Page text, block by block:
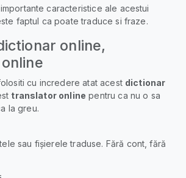
caracteristice ale acestui
faptul ca poate traduce si fraze.
online,
cu incredere atat acest dictionar
translator online pentru ca nu o sa
la greu.
sau fișierele traduse. Fără cont, fără